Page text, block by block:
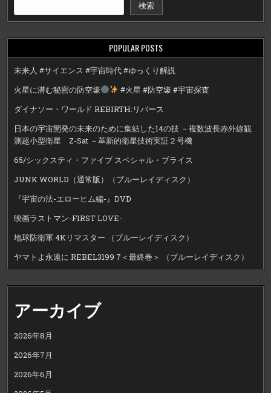
検索
POPULAR POSTS
未来人 #サイエンス #宇宙時代 #ゆっくり解説
火星に潜む秘密の防空壕
#火星 #防空壕 #宇宙探査
ダイナソー・ワールド REBIRTH:リバース
日本の宇宙開発の未来のために集結した14の技 －複数波長赤外線観
測超小型衛星 Z-Sat －革新的衛星技術実証２号機
65/シックスティ・ファイブ スペシャル・プライス
JUNK WORLD（通常版）（ブルーレイディスク）
『宇宙の法-エローヒム編-』DVD
映画ラストマン-FIRST LOVE-
地球防衛軍 4Kリマスター （ブルーレイディスク）
ヤマトよ永遠に REBEL3199 7＜最終巻＞ （ブルーレイディスク）
アーカイブ
2026年8月
2026年7月
2026年6月